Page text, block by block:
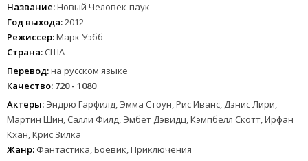
Название:Новый Человек-паук
Год выхода:2012
Режиссер:Марк Уэбб
Страна: США
Перевод:на русском языке
Качество: 720 - 1080
Актеры: Эндрю Гарфилд, Эмма Стоун, Рис Иванс, Дэнис Лири,
Мартин Шин, Салли Филд, Эмбет Дэвидц, Кэмпбелл Скотт, Ирфан
Кхан, Крис Зилка
Жанр: Фантастика, Боевик, Приключения